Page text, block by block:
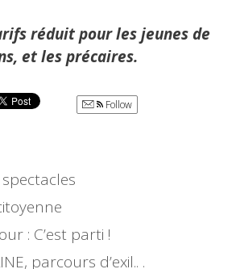
réduit pour les jeunes de
et les précaires.
Follow
spectacles
: C’est parti !
parcours d’exil.. .